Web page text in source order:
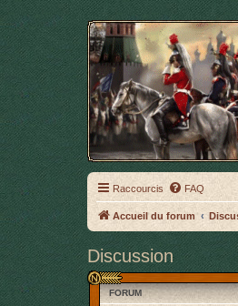
Raccourcis FAQ
Accueil du forum
Discussion
FORUM